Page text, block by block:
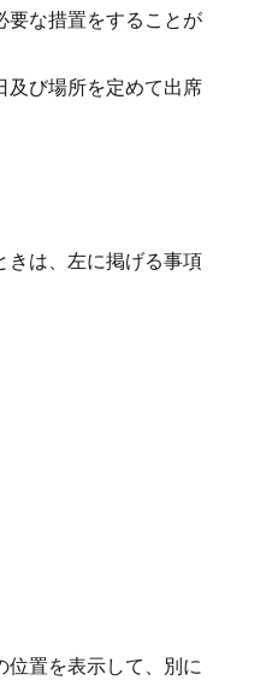
要な措置をすることが
及び場所を定めて出席
きは、左に掲げる事項
置を表示して、別に